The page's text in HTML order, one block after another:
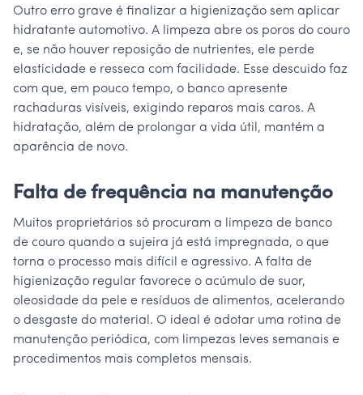
Outro erro grave é finalizar a higienização sem aplicar
hidratante automotivo. A limpeza abre os poros do couro
e, se não houver reposição de nutrientes, ele perde
elasticidade e resseca com facilidade. Esse descuido faz
com que, em pouco tempo, o banco apresente
rachaduras visíveis, exigindo reparos mais caros. A
hidratação, além de prolongar a vida útil, mantém a
aparência de novo.
Falta de frequência na manutenção
Muitos proprietários só procuram a limpeza de banco
de couro quando a sujeira já está impregnada, o que
torna o processo mais difícil e agressivo. A falta de
higienização regular favorece o acúmulo de suor,
oleosidade da pele e resíduos de alimentos, acelerando
o desgaste do material. O ideal é adotar uma rotina de
manutenção periódica, com limpezas leves semanais e
procedimentos mais completos mensais.